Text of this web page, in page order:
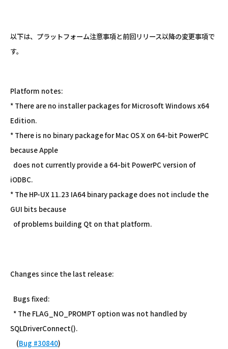
以下は、プラットフォーム注意事項と前回リリース以降の変更事項で
す。
Platform notes:
* There are no installer packages for Microsoft Windows x64
Edition.
* There is no binary package for Mac OS X on 64-bit PowerPC
because Apple
does not currently provide a 64-bit PowerPC version of
iODBC.
* The HP-UX 11.23 IA64 binary package does not include the
GUI bits because
of problems building Qt on that platform.
Changes since the last release:
Bugs fixed:
* The FLAG_NO_PROMPT option was not handled by
SQLDriverConnect().
(Bug #30840)